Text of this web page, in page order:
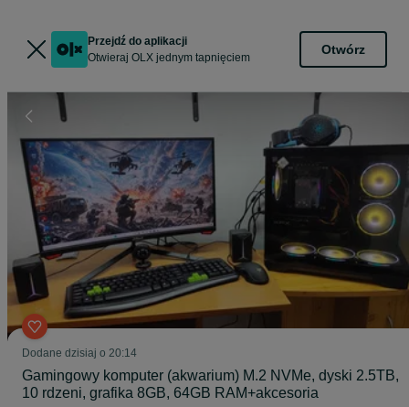
Przejdź do aplikacji
Otwieraj OLX jednym tapnięciem
Otwórz
Dodane dzisiaj o 20:14
Gamingowy komputer (akwarium) M.2 NVMe, dyski 2.5TB,
10 rdzeni, grafika 8GB, 64GB RAM+akcesoria